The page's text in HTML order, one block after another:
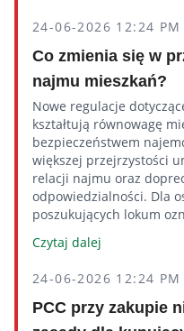
24-06-2026 12:24 PM
Co zmienia się w
najmu mieszkań?
Nowe regulacje
kształtują równowagę
bezpieczeństwem
większej przejrzystości
relacji najmu oraz
odpowiedzialności. Dla
poszukujących lokum
Czytaj dalej
24-06-2026 12:24 PM
PCC przy zakupie